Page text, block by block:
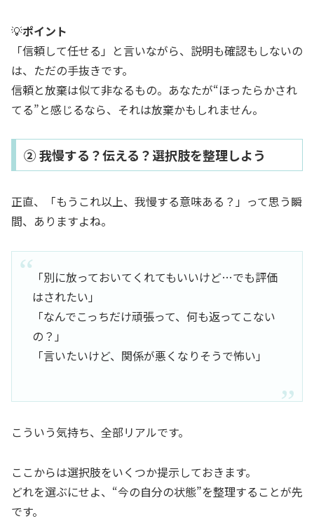
💡ポイント
「信頼して任せる」と言いながら、説明も確認もしないの
は、ただの手抜きです。
信頼と放棄は似て非なるもの。あなたが“ほったらかされ
てる”と感じるなら、それは放棄かもしれません。
② 我慢する？伝える？選択肢を整理しよう
正直、「もうこれ以上、我慢する意味ある？」って思う瞬
間、ありますよね。
「別に放っておいてくれてもいいけど…でも評価
はされたい」
「なんでこっちだけ頑張って、何も返ってこない
の？」
「言いたいけど、関係が悪くなりそうで怖い」
こういう気持ち、全部リアルです。
ここからは選択肢をいくつか提示しておきます。
どれを選ぶにせよ、“今の自分の状態”を整理することが先
です。